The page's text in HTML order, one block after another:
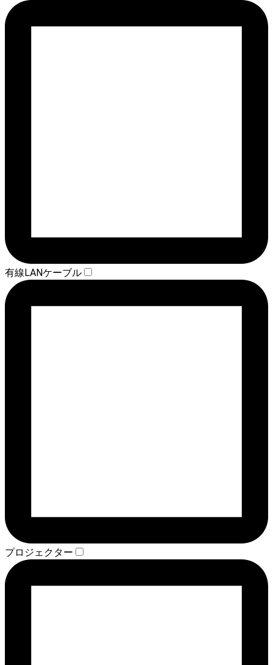
有線LANケーブル
プロジェクター